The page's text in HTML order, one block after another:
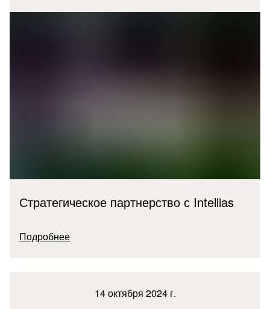
Стратегическое партнерство с Intellias
Подробнее
14 октября 2024 г.